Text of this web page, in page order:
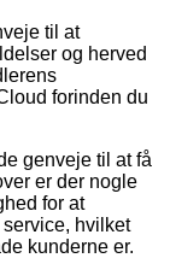
til at
og herved
forinden du
genveje til at få
er der nogle
for at
hvilket
kunderne er.